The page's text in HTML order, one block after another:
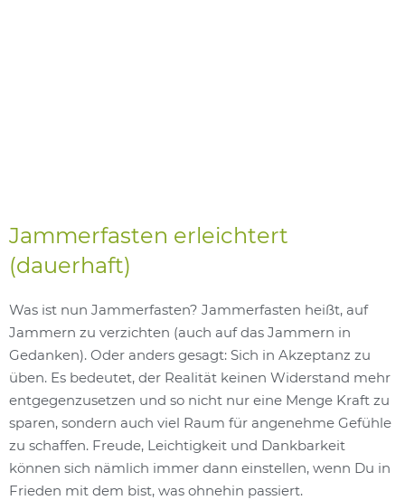
Jammerfasten erleichtert
(dauerhaft)
Was ist nun Jammerfasten? Jammerfasten heißt, auf
Jammern zu verzichten (auch auf das Jammern in
Gedanken). Oder anders gesagt: Sich in Akzeptanz zu
üben. Es bedeutet, der Realität keinen Widerstand mehr
entgegenzusetzen und so nicht nur eine Menge Kraft zu
sparen, sondern auch viel Raum für angenehme Gefühle
zu schaffen. Freude, Leichtigkeit und Dankbarkeit
können sich nämlich immer dann einstellen, wenn Du in
Frieden mit dem bist, was ohnehin passiert.